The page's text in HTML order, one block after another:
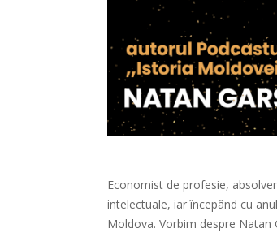
Economist de profesie,
intelectuale, iar începând cu
Moldova. Vorbim despre